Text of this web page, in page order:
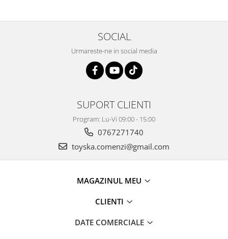
SOCIAL
Urmareste-ne in social media
SUPORT CLIENTI
Program: Lu-Vi 09:00 - 15:00
0767271740
toyska.comenzi@gmail.com
MAGAZINUL MEU
CLIENTI
DATE COMERCIALE